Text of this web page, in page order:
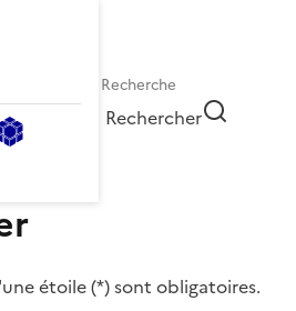
Rechercher
étoile (*) sont obligatoires.